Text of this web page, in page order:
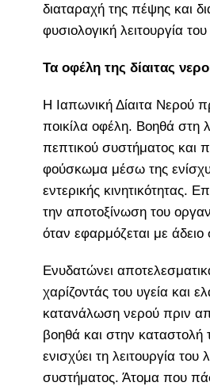
διαταραχή της πέψης και
φυσιολογική λειτουργία
Τα οφέλη της δίαιτας
Η Ιαπωνική Δίαιτα Νερού
ποικίλα οφέλη. Βοηθά στη
πεπτικού συστήματος και
φούσκωμα μέσω της
εντερικής κινητικότητας.
την αποτοξίνωση του
όταν εφαρμόζεται με άδειο
Ενυδατώνει
χαρίζοντάς του υγεία και
κατανάλωση νερού πριν
βοηθά και στην καταστολή
ενισχύει τη λειτουργία του
συστήματος. Άτομα που